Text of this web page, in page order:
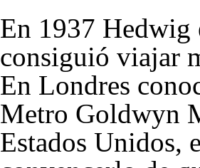
En 1937 Hedwig
consiguió viajar
En Londres
Metro Goldwyn
Estados Unidos,